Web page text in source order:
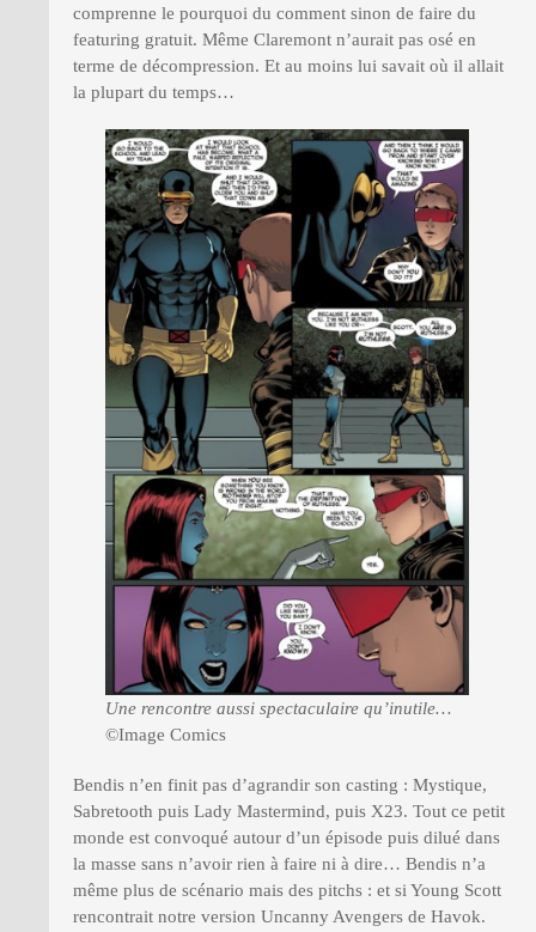
comprenne le pourquoi du comment sinon de faire du
featuring gratuit. Même Claremont n’aurait pas osé en
terme de décompression. Et au moins lui savait où il allait
la plupart du temps…
Une rencontre aussi spectaculaire qu’inutile…
©Image Comics
Bendis n’en finit pas d’agrandir son casting : Mystique,
Sabretooth puis Lady Mastermind, puis X23. Tout ce petit
monde est convoqué autour d’un épisode puis dilué dans
la masse sans n’avoir rien à faire ni à dire… Bendis n’a
même plus de scénario mais des pitchs : et si Young Scott
rencontrait notre version Uncanny Avengers de Havok.